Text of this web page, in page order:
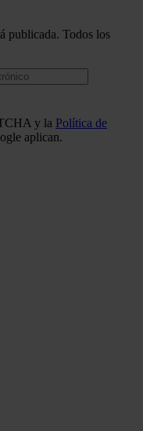
publicada. Todos los
y la Política de
aplican.